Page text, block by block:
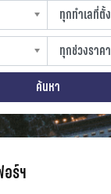
ทุกทำเลที่ตั้ง
slocation
ทุกช่วงราคา
sprice
ค้นหา
ร์ฯ